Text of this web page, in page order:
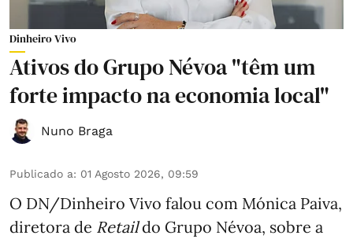
Dinheiro Vivo
Ativos do Grupo Névoa "têm um
forte impacto na economia local"
Nuno Braga
Publicado a: 01 Agosto 2026, 09:59
O DN/Dinheiro Vivo falou com Mónica Paiva,
diretora de Retaildo Grupo Névoa, sobre a